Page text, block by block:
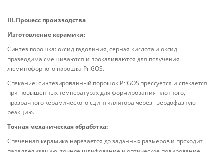
III. Процесс производства
Изготовление керамики:
Синтез порошка: оксид гадолиния, серная кислота и оксид
празеодима смешиваются и прокаливаются для получения
люминофорного порошка Pr:GOS.
Спекание: синтезированный порошок Pr:GOS прессуется и спекается
при повышенных температурах для формирования плотного,
прозрачного керамического сцинтиллятора через твердофазную
реакцию.
Точная механическая обработка:
Спеченная керамика нарезается до заданных размеров и проходит